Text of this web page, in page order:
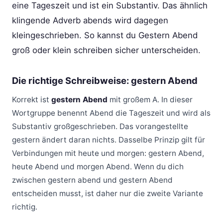
eine Tageszeit und ist ein Substantiv. Das ähnlich
klingende Adverb abends wird dagegen
kleingeschrieben. So kannst du Gestern Abend
groß oder klein schreiben sicher unterscheiden.
Die richtige Schreibweise: gestern Abend
Korrekt ist gestern Abend mit großem A. In dieser
Wortgruppe benennt Abend die Tageszeit und wird als
Substantiv großgeschrieben. Das vorangestellte
gestern ändert daran nichts. Dasselbe Prinzip gilt für
Verbindungen mit heute und morgen: gestern Abend,
heute Abend und morgen Abend. Wenn du dich
zwischen gestern abend und gestern Abend
entscheiden musst, ist daher nur die zweite Variante
richtig.